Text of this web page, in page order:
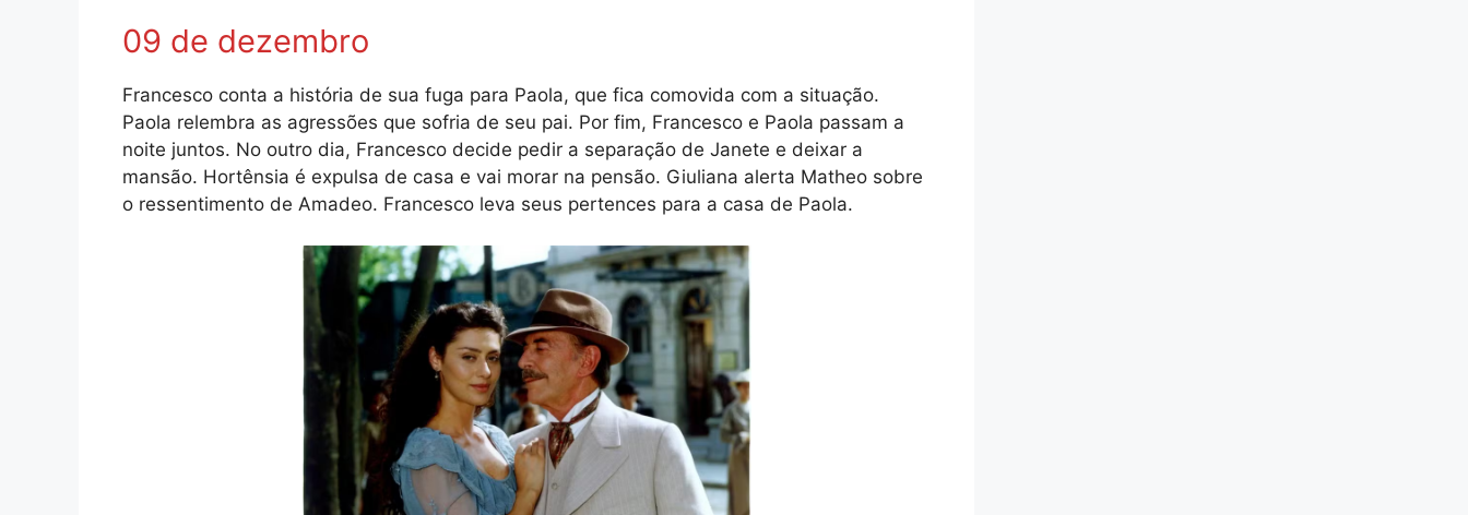
09 de dezembro
Francesco conta a história de sua fuga para Paola, que fica comovida com a situação.
Paola relembra as agressões que sofria de seu pai. Por fim, Francesco e Paola passam a
noite juntos. No outro dia, Francesco decide pedir a separação de Janete e deixar a
mansão. Hortênsia é expulsa de casa e vai morar na pensão. Giuliana alerta Matheo sobre
o ressentimento de Amadeo. Francesco leva seus pertences para a casa de Paola.